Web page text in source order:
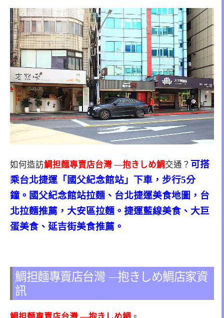
如何造訪鯛担麵專賣店台灣 —抱きしめ鯛交通？ 可搭
乘台北捷運「國父紀念館站」下車，步行5分
鐘。國父紀念館站拉麵、台北捷運美食地圖，台
北拉麵推薦，大安區拉麵。捷運藍線美食、大巨
蛋美食、延吉街美食推薦。
鯛担麵專賣店台灣 —抱きしめ鯛店家資
訊